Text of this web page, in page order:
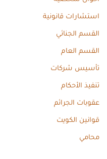
استشارات قانونية
القسم الجنائي
القسم العام
تأسيس شركات
تنفيذ الأحكام
عقوبات الجرائم
قوانين الكويت
محامي